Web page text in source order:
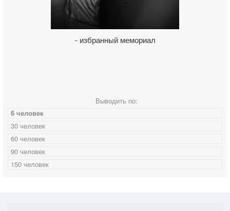
- избранный мемориал
Выводить по:
6 человек
30 человек
60 человек
90 человек
150 человек